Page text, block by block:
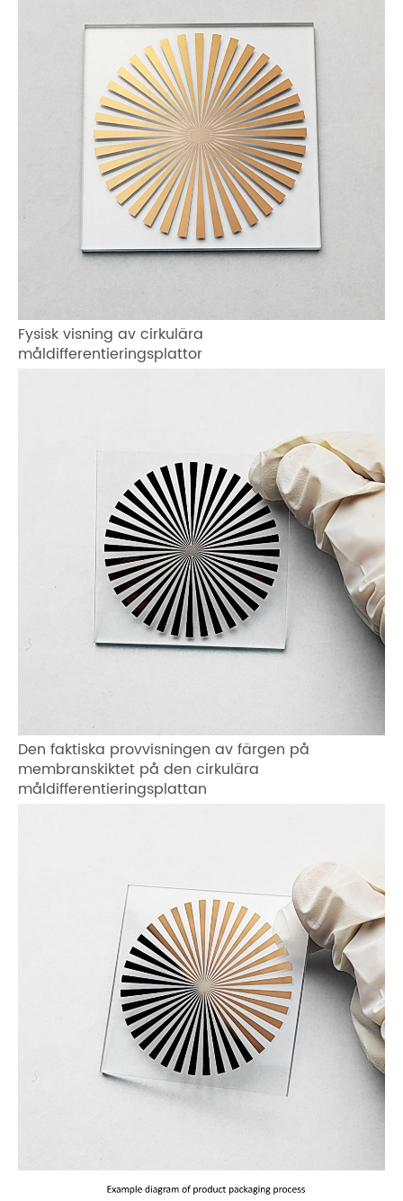
Fysisk visning av cirkulära
måldifferentieringsplattor
Den faktiska provvisningen av färgen på
membranskiktet på den cirkulära
måldifferentieringsplattan